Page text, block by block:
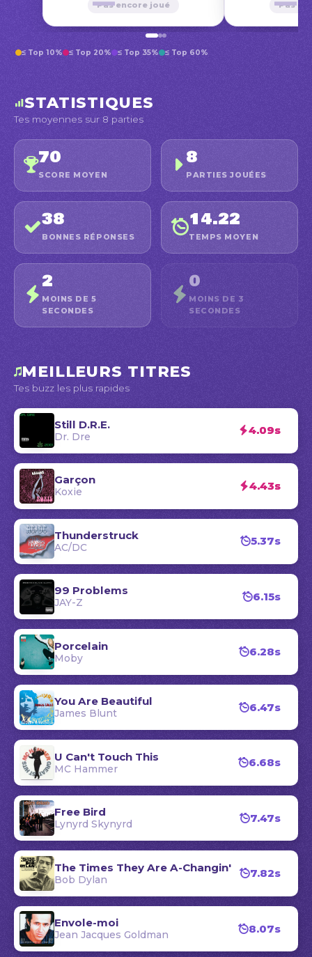
Pas encore joué Pas
≤ Top 10% ≤ Top 20% ≤ Top 35% ≤ Top 60%
STATISTIQUES
Tes moyennes sur 8 parties
70
SCORE MOYEN
8
PARTIES JOUÉES
38
BONNES RÉPONSES
14.22
TEMPS MOYEN
2
MOINS DE 5
SECONDES
0
MOINS DE 3
SECONDES
MEILLEURS TITRES
Tes buzz les plus rapides
Still D.R.E.
Dr. Dre 4.09s
Garçon
Koxie 4.43s
Thunderstruck
AC/DC 5.37s
99 Problems
JAY-Z 6.15s
Porcelain
Moby 6.28s
You Are Beautiful
James Blunt 6.47s
U Can't Touch This
MC Hammer 6.68s
Free Bird
Lynyrd Skynyrd 7.47s
The Times They Are A-Changin'
Bob Dylan 7.82s
Envole-moi
Jean Jacques Goldman 8.07s